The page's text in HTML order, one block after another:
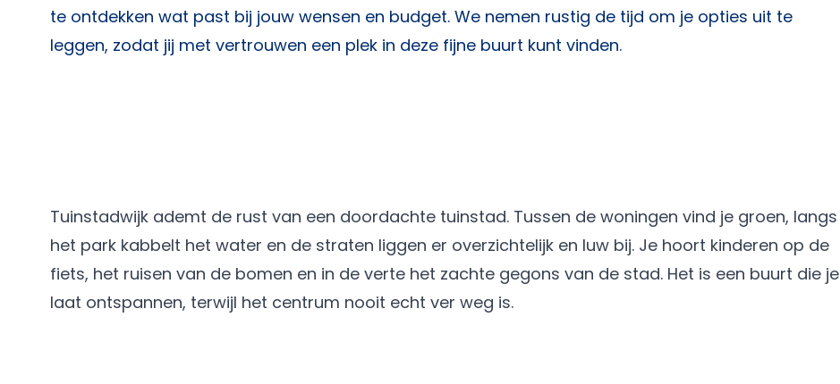
te ontdekken wat past bij jouw wensen en budget. We nemen rustig de tijd om je opties uit te
leggen, zodat jij met vertrouwen een plek in deze fijne buurt kunt vinden.
Tuinstadwijk ademt de rust van een doordachte tuinstad. Tussen de woningen vind je groen, langs
het park kabbelt het water en de straten liggen er overzichtelijk en luw bij. Je hoort kinderen op de
fiets, het ruisen van de bomen en in de verte het zachte gegons van de stad. Het is een buurt die je
laat ontspannen, terwijl het centrum nooit echt ver weg is.